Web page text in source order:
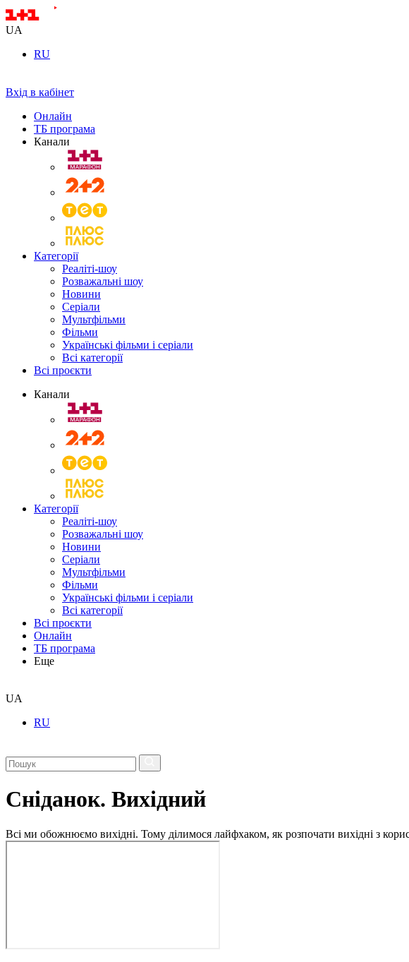
UA
RU
Вхід в кабінет
Онлайн
ТБ програма
Канали
Категорії
Реаліті-шоу
Розважальні шоу
Новини
Серіали
Мультфільми
Фільми
Українські фільми і серіали
Всі категорії
Всі проєкти
Канали
Категорії
Реаліті-шоу
Розважальні шоу
Новини
Серіали
Мультфільми
Фільми
Українські фільми і серіали
Всі категорії
Всі проєкти
Онлайн
ТБ програма
Еще
UA
RU
Сніданок. Вихідний
Всі ми обожнюємо вихідні. Тому ділимося лайфхаком, як розпочати вихідні з